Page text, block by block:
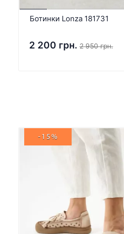
Ботинки Lonza 181731
2 200 грн. 2 950 грн.
-15%